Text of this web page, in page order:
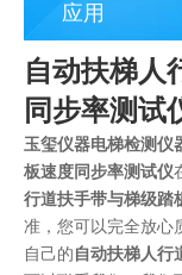
应用
自动扶梯人
同步率测试
玉玺仪器电梯检测仪
板速度同步率测试仪
行道扶手带与梯级踏
准，您可以完全放心
自己的 自动扶梯人行